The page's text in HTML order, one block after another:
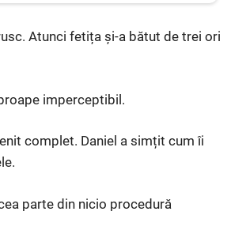
Atunci fetița și-a bătut de trei ori
imperceptibil.
complet. Daniel a simțit cum îi
parte din nicio procedură